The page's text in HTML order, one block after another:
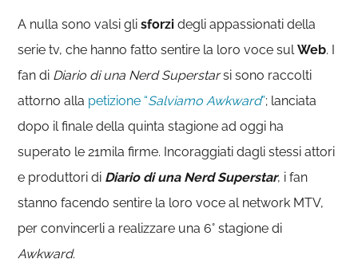
A nulla sono valsi glisforzi degli appassionati della
serie tv, che hanno fatto sentire la loro voce sulWeb. I
fan di Diario di una Nerd Superstarsi sono raccolti
attorno alla petizione “Salviamo Awkward”; lanciata
dopo il finale della quinta stagione ad oggi ha
superato le 21mila firme. Incoraggiati dagli stessi attori
e produttori di Diario di una Nerd Superstar, i fan
stanno facendo sentire la loro voce al network MTV,
per convincerli a realizzare una 6° stagione di
Awkward.